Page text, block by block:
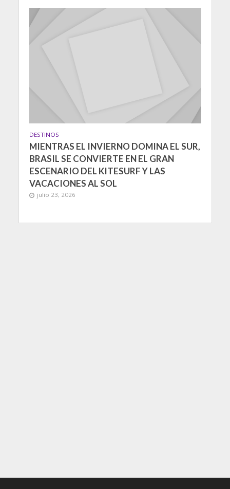
DESTINOS
MIENTRAS EL INVIERNO DOMINA EL SUR,
BRASIL SE CONVIERTE EN EL GRAN
ESCENARIO DEL KITESURF Y LAS
VACACIONES AL SOL
julio 23, 2026